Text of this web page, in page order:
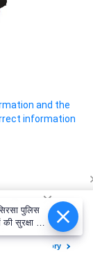
and the
information
पुलिस
सुरक्षा के